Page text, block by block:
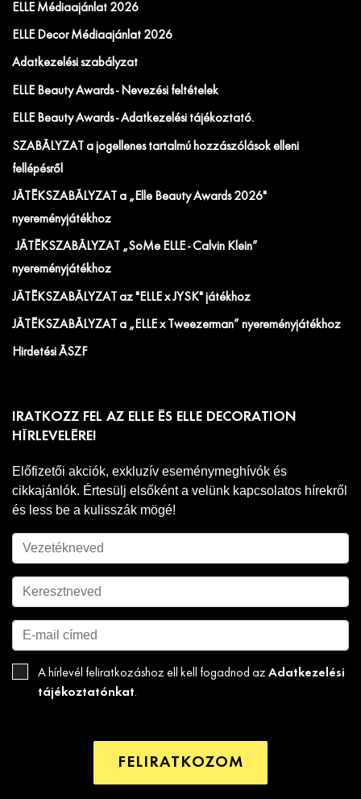
ELLE Médiaajánlat 2026
ELLE Decor Médiaajánlat 2026
Adatkezelési szabályzat
ELLE Beauty Awards - Nevezési feltételek
ELLE Beauty Awards - Adatkezelési tájékoztató.
SZABÁLYZAT a jogellenes tartalmú hozzászólások elleni
fellépésről
JÁTÉKSZABÁLYZAT a „Elle Beauty Awards 2026"
nyereményjátékhoz
JÁTÉKSZABÁLYZAT „SoMe ELLE - Calvin Klein”
nyereményjátékhoz
JÁTÉKSZABÁLYZAT az "ELLE x JYSK" játékhoz
JÁTÉKSZABÁLYZAT a „ELLE x Tweezerman” nyereményjátékhoz
Hirdetési ÁSZF
IRATKOZZ FEL AZ ELLE ÉS ELLE DECORATION
HÍRLEVELÉRE!
Előfizetői akciók, exkluzív eseménymeghívók és
cikkajánlók. Értesülj elsőként a velünk kapcsolatos hírekről
és less be a kulisszák mögé!
A hírlevél feliratkozáshoz ell kell fogadnod az Adatkezelési
tájékoztatónkat.
FELIRATKOZOM